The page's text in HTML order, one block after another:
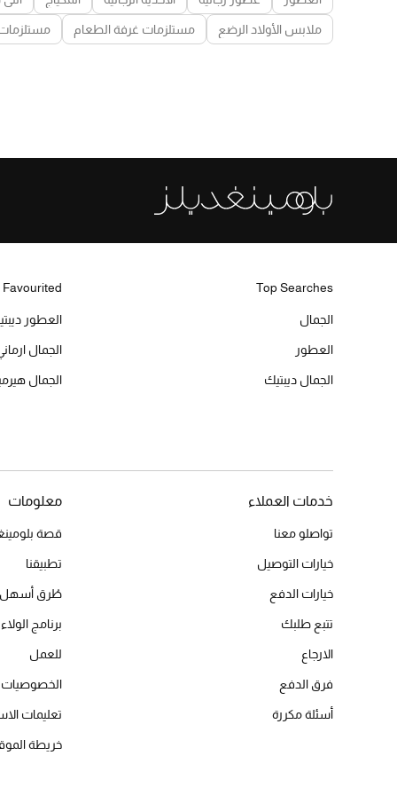
ملابس الأولاد الرضع مستلزمات غرفة الطعام
Top Searches
الجمال
العطور
الجمال ديبتيك
Favourited
العطور
الجمال
الجمال
خدمات العملاء
تواصلو معنا
خيارات التوصيل
خيارات الدفع
تتبع طلبك
الارجاع
فرق الدفع
أسئلة مكررة
معلومات
قصة
تطبيقنا
طُرق أسهل
برنامج الولاء
للعمل
الخصوصيات
تعليمات
خريطة